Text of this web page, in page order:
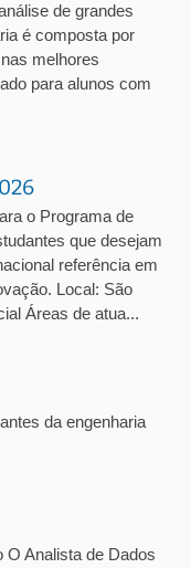
de grandes
é composta por
melhores
para alunos com
o Programa de
que desejam
referência em
Local: São
Áreas de atua...
da engenharia
O Analista de Dados